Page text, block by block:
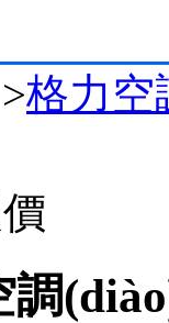
>格力空